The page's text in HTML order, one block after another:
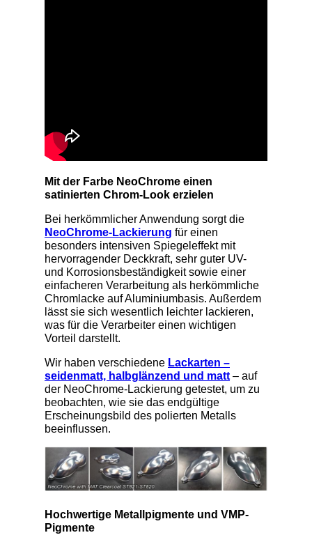
Mit der Farbe NeoChrome einen
satinierten Chrom-Look erzielen
Bei herkömmlicher Anwendung sorgt die
NeoChrome-Lackierung für einen
besonders intensiven Spiegeleffekt mit
hervorragender Deckkraft, sehr guter UV-
und Korrosionsbeständigkeit sowie einer
einfacheren Verarbeitung als herkömmliche
Chromlacke auf Aluminiumbasis. Außerdem
lässt sie sich wesentlich leichter lackieren,
was für die Verarbeiter einen wichtigen
Vorteil darstellt.
Wir haben verschiedene Lackarten –
seidenmatt, halbglänzend und matt – auf
der NeoChrome-Lackierung getestet, um zu
beobachten, wie sie das endgültige
Erscheinungsbild des polierten Metalls
beeinflussen.
Hochwertige Metallpigmente und VMP-
Pigmente